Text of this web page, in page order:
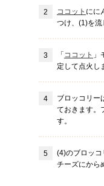
ココット にに
つけ、(1)を流
「 ココット 」
定して点火し
ブロッコリー
ておきます。
す。
(4)のブロッコ
チーズにから